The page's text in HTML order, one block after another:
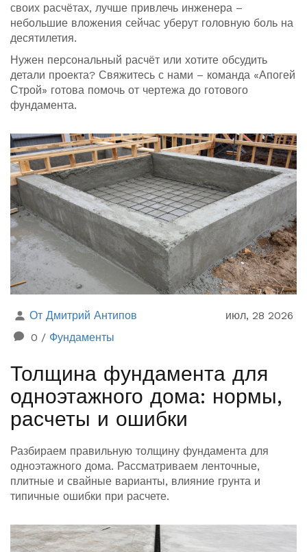
своих расчётах, лучше привлечь инженера –
небольшие вложения сейчас уберут головную боль на
десятилетия.
Нужен персональный расчёт или хотите обсудить
детали проекта? Свяжитесь с нами – команда «Апогей
Строй» готова помочь от чертежа до готового
фундамента.
От Дмитрий Антипов
июл, 28 2026
0 / Фундаменты
Толщина фундамента для
одноэтажного дома: нормы,
расчеты и ошибки
Разбираем правильную толщину фундамента для
одноэтажного дома. Рассматриваем ленточные,
плитные и свайные варианты, влияние грунта и
типичные ошибки при расчете.